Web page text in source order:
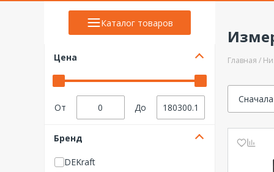
Каталог товаров
Цена
От До
Бренд
DEKraft
Главная